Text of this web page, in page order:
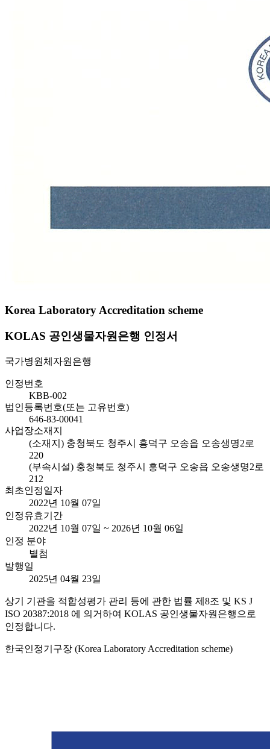
Korea Laboratory Accreditation scheme
KOLAS 공인생물자원은행 인정서
국가병원체자원은행
인정번호
KBB-002
법인등록번호(또는 고유번호)
646-83-00041
사업장소재지
(소재지) 충청북도 청주시 흥덕구 오송읍 오송생명2로
220
(부속시설) 충청북도 청주시 흥덕구 오송읍 오송생명2로
212
최초인정일자
2022년 10월 07일
인정유효기간
2022년 10월 07일 ~ 2026년 10월 06일
인정 분야
별첨
발행일
2025년 04월 23일
상기 기관을 적합성평가 관리 등에 관한 법률 제8조 및 KS J
ISO 20387:2018 에 의거하여 KOLAS 공인생물자원은행으로
인정합니다.
한국인정기구장 (Korea Laboratory Accreditation scheme)